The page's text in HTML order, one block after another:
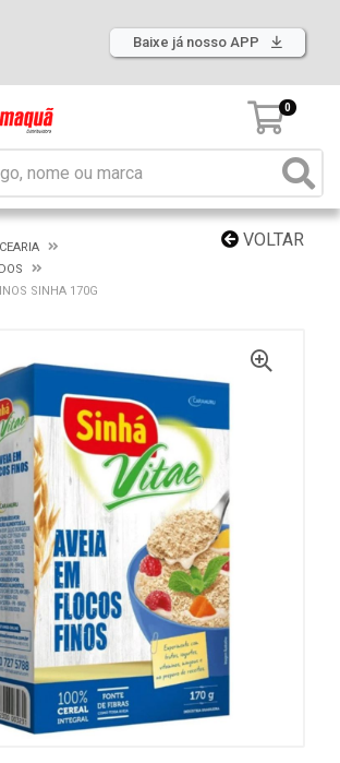
Baixe já nosso APP
0
VOLTAR
SINHA 170G